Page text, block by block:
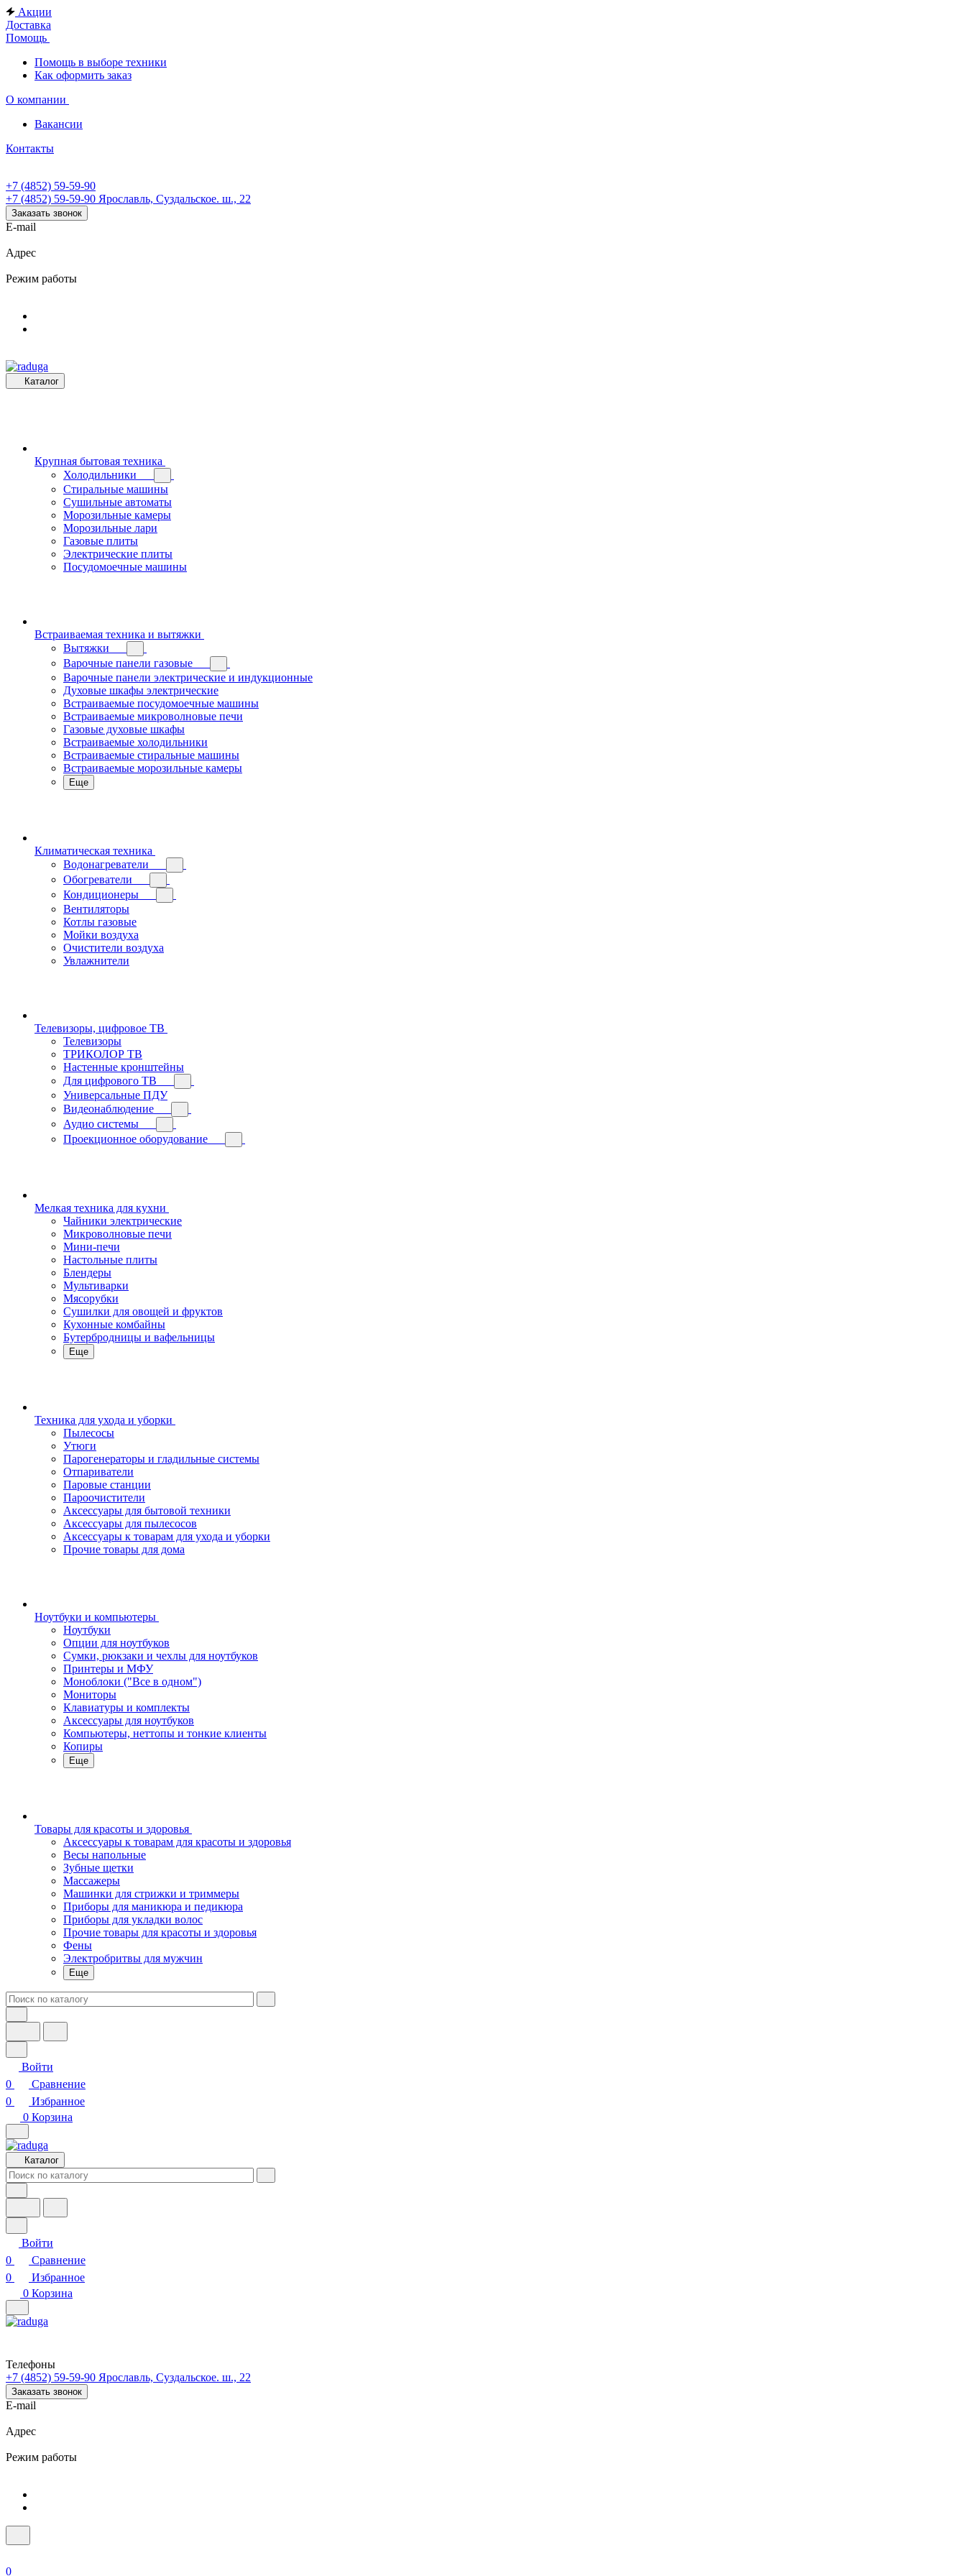
Акции
Доставка
Помощь
Помощь в выборе техники
Как оформить заказ
О компании
Вакансии
Контакты
+7 (4852) 59-59-90
+7 (4852) 59-59-90 Ярославль, Суздальское. ш., 22
Заказать звонок
E-mail
Адрес
Режим работы
Каталог
Крупная бытовая техника
Холодильники
Стиральные машины
Сушильные автоматы
Морозильные камеры
Морозильные лари
Газовые плиты
Электрические плиты
Посудомоечные машины
Встраиваемая техника и вытяжки
Вытяжки
Варочные панели газовые
Варочные панели электрические и индукционные
Духовые шкафы электрические
Встраиваемые посудомоечные машины
Встраиваемые микроволновые печи
Газовые духовые шкафы
Встраиваемые холодильники
Встраиваемые стиральные машины
Встраиваемые морозильные камеры
Еще
Климатическая техника
Водонагреватели
Обогреватели
Кондиционеры
Вентиляторы
Котлы газовые
Мойки воздуха
Очистители воздуха
Увлажнители
Телевизоры, цифровое ТВ
Телевизоры
ТРИКОЛОР ТВ
Настенные кронштейны
Для цифрового ТВ
Универсальные ПДУ
Видеонаблюдение
Аудио системы
Проекционное оборудование
Мелкая техника для кухни
Чайники электрические
Микроволновые печи
Мини-печи
Настольные плиты
Блендеры
Мультиварки
Мясорубки
Сушилки для овощей и фруктов
Кухонные комбайны
Бутербродницы и вафельницы
Еще
Техника для ухода и уборки
Пылесосы
Утюги
Парогенераторы и гладильные системы
Отпариватели
Паровые станции
Пароочистители
Аксессуары для бытовой техники
Аксессуары для пылесосов
Аксессуары к товарам для ухода и уборки
Прочие товары для дома
Ноутбуки и компьютеры
Ноутбуки
Опции для ноутбуков
Сумки, рюкзаки и чехлы для ноутбуков
Принтеры и МФУ
Моноблоки ("Все в одном")
Мониторы
Клавиатуры и комплекты
Аксессуары для ноутбуков
Компьютеры, неттопы и тонкие клиенты
Копиры
Еще
Товары для красоты и здоровья
Аксессуары к товарам для красоты и здоровья
Весы напольные
Зубные щетки
Массажеры
Машинки для стрижки и триммеры
Приборы для маникюра и педикюра
Приборы для укладки волос
Прочие товары для красоты и здоровья
Фены
Электробритвы для мужчин
Еще
Войти
0
Сравнение
0
Избранное
0 Корзина
Каталог
Войти
0
Сравнение
0
Избранное
0 Корзина
Телефоны
+7 (4852) 59-59-90 Ярославль, Суздальское. ш., 22
Заказать звонок
E-mail
Адрес
Режим работы
0